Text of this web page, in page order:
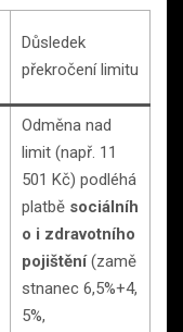
Důsledek
překročení limitu
Odměna nad
limit (např. 11
501 Kč) podléhá
platbě sociálníh
o i zdravotního
pojištění(zamě
stnanec 6,5%+4,
5%,